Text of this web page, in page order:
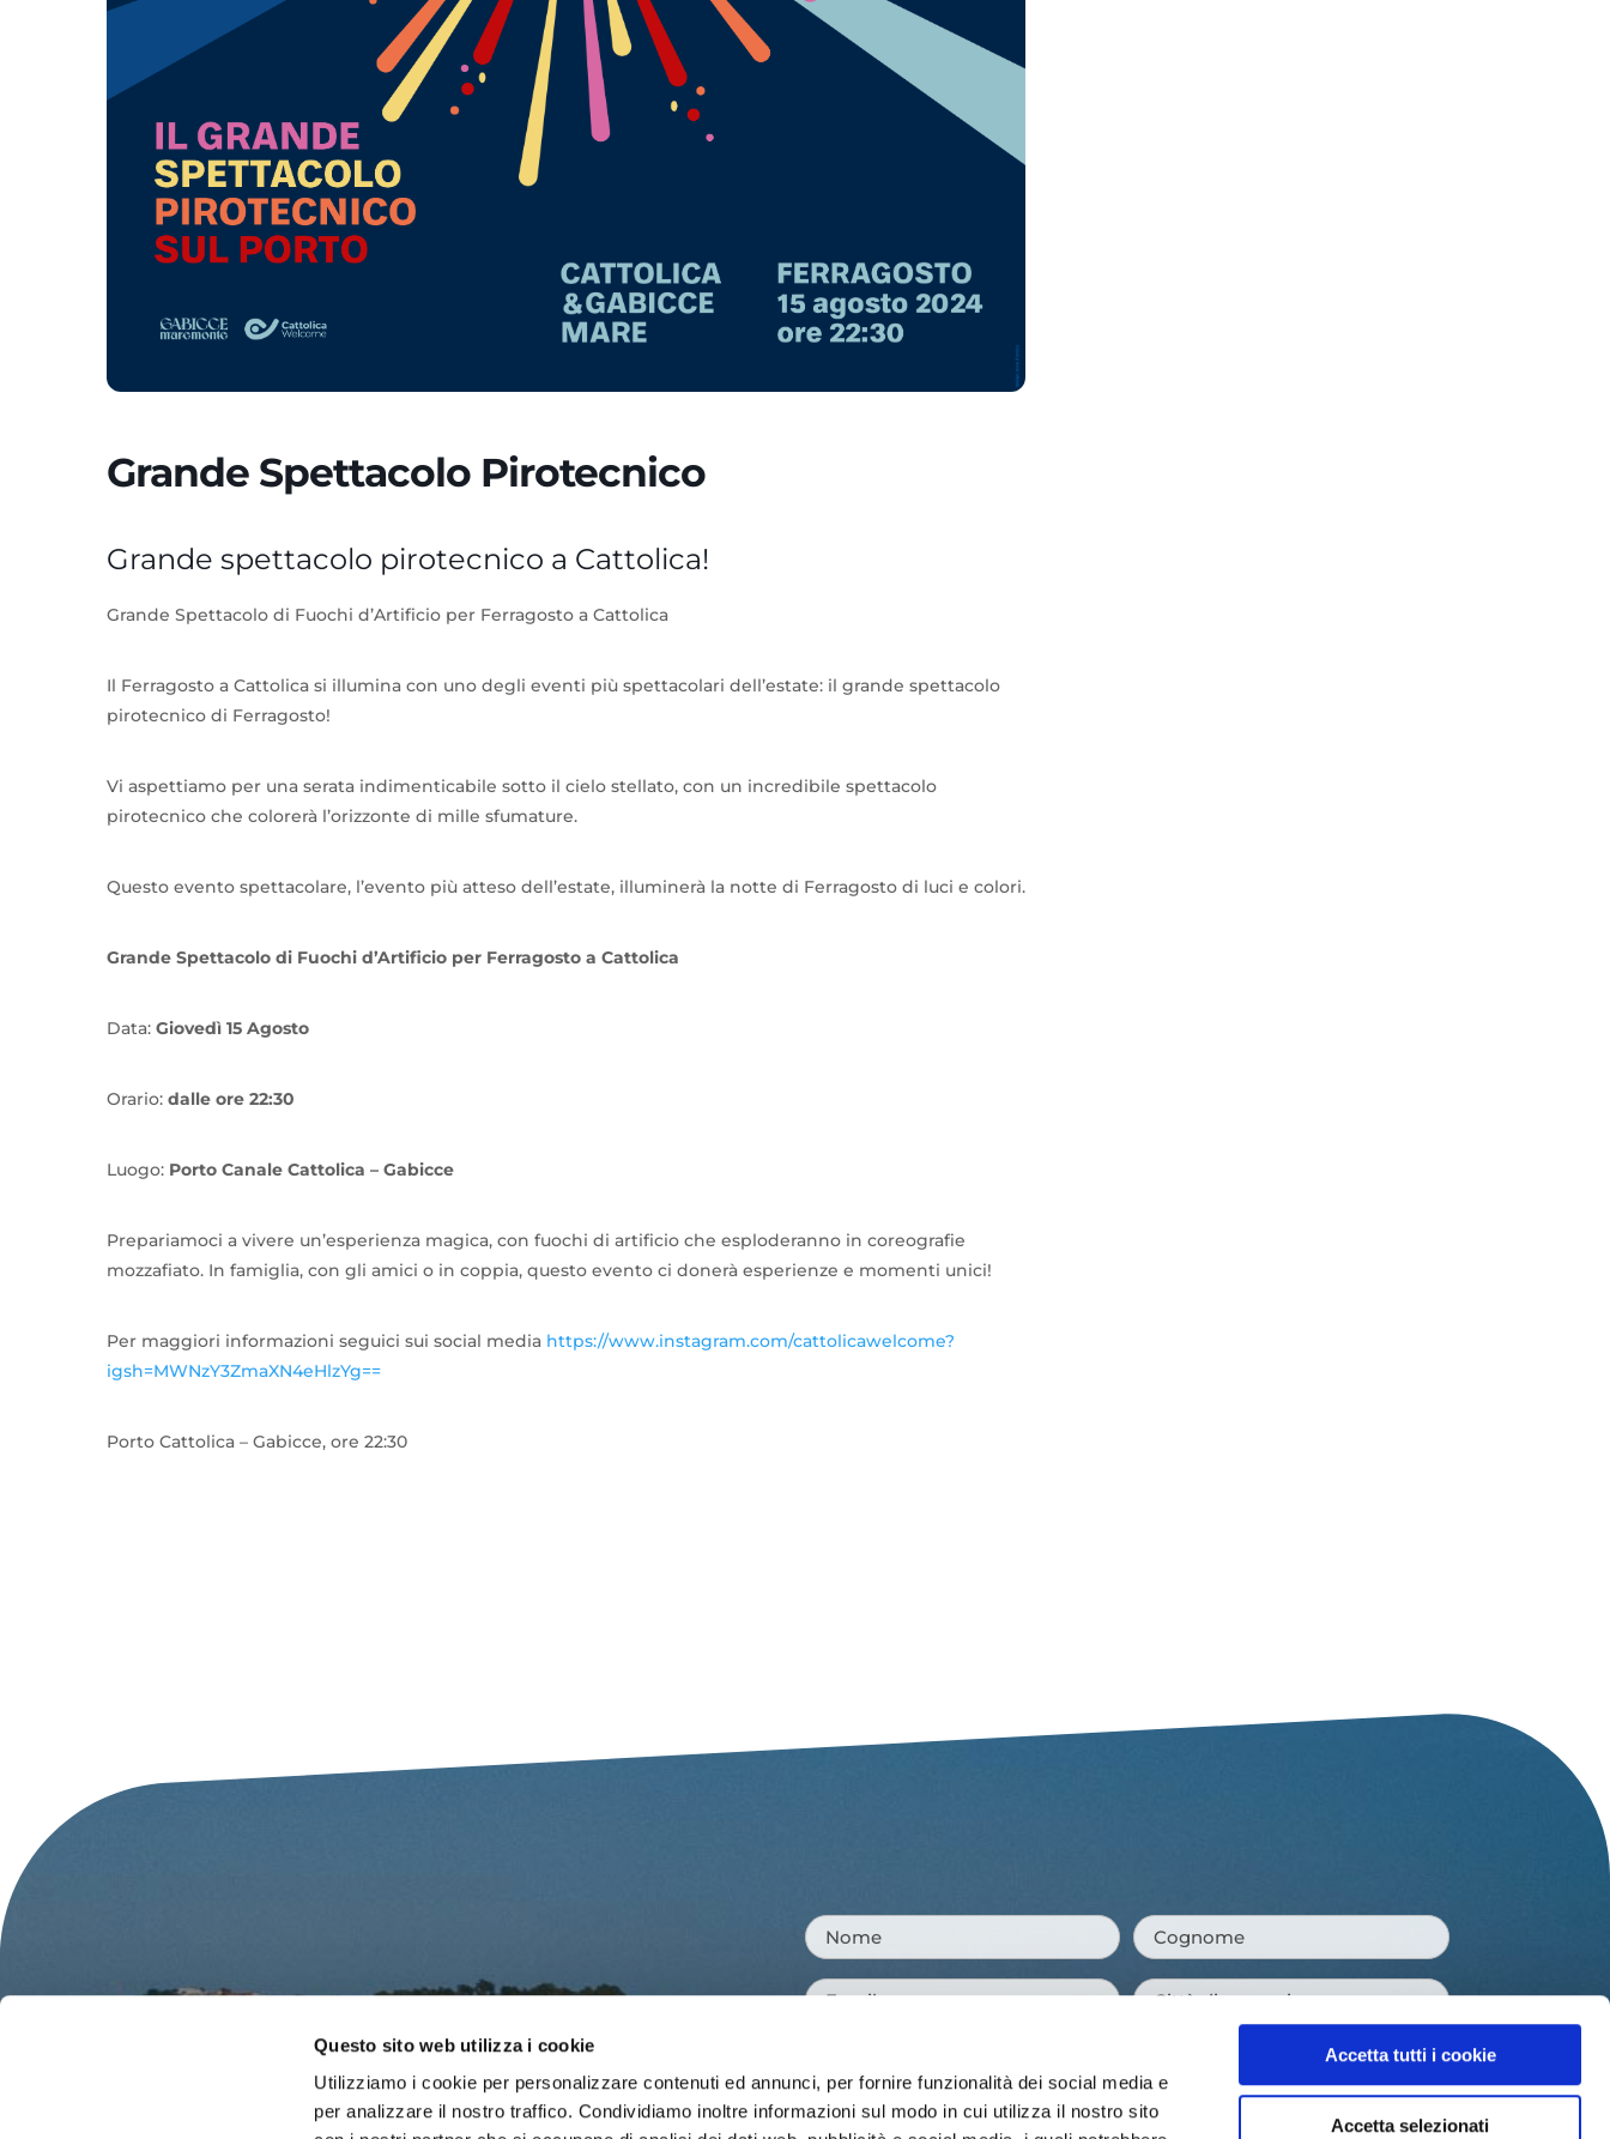
Questo sito web utilizza i cookie
Utilizziamo i cookie per personalizzare contenuti ed annunci, per fornire funzionalità dei social media e
per analizzare il nostro traffico. Condividiamo inoltre informazioni sul modo in cui utilizza il nostro sito
Accetta tutti i cookie
Accetta selezionati
Grande Spettacolo Pirotecnico
Grande spettacolo pirotecnico a Cattolica!
Grande Spettacolo di Fuochi d’Artificio per Ferragosto a Cattolica
Il Ferragosto a Cattolica si illumina con uno degli eventi più spettacolari dell’estate: il grande spettacolo
pirotecnico di Ferragosto!
Vi aspettiamo per una serata indimenticabile sotto il cielo stellato, con un incredibile spettacolo
pirotecnico che colorerà l’orizzonte di mille sfumature.
Questo evento spettacolare, l’evento più atteso dell’estate, illuminerà la notte di Ferragosto di luci e colori.
Grande Spettacolo di Fuochi d’Artificio per Ferragosto a Cattolica
Data: Giovedì 15 Agosto
Orario: dalle ore 22:30
Luogo: Porto Canale Cattolica – Gabicce
Prepariamoci a vivere un’esperienza magica, con fuochi di artificio che esploderanno in coreografie
mozzafiato. In famiglia, con gli amici o in coppia, questo evento ci donerà esperienze e momenti unici!
Per maggiori informazioni seguici sui social media https://www.instagram.com/cattolicawelcome?
igsh=MWNzY3ZmaXN4eHlzYg==
Porto Cattolica – Gabicce, ore 22:30
Nome* Cognome *
Email*
Città